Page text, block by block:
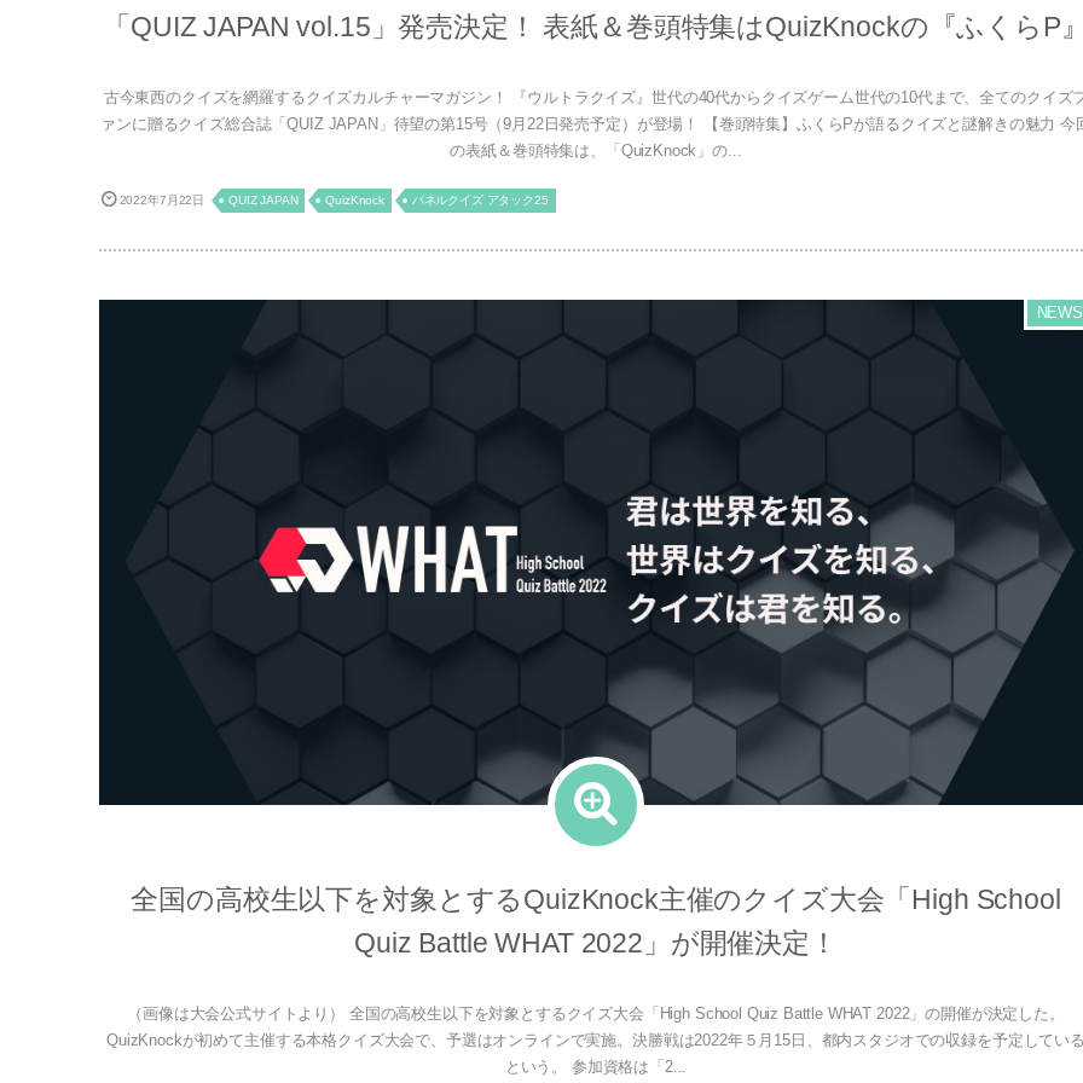
「QUIZ JAPAN vol.15」発売決定！ 表紙＆巻頭特集はQuizKnockの『ふくらP』
古今東西のクイズを網羅するクイズカルチャーマガジン！ 『ウルトラクイズ』世代の40代からクイズゲーム世代の10代まで、全てのクイズ
ァンに贈るクイズ総合誌「QUIZ JAPAN」待望の第15号（9月22日発売予定）が登場！ 【巻頭特集】ふくらPが語るクイズと謎解きの魅力 今
の表紙＆巻頭特集は、「QuizKnock」の...
2022年7月22日 QUIZ JAPAN QuizKnock パネルクイズ アタック25
全国の⾼校⽣以下を対象とするQuizKnock主催のクイズ⼤会「High School
Quiz Battle WHAT 2022」が開催決定！
（画像は大会公式サイトより） 全国の⾼校⽣以下を対象とするクイズ⼤会「High School Quiz Battle WHAT 2022」の開催が決定した。
QuizKnockが初めて主催する本格クイズ大会で、予選はオンラインで実施。決勝戦は2022年５⽉15⽇、都内スタジオでの収録を予定している
という。 参加資格は「2...
NEWS